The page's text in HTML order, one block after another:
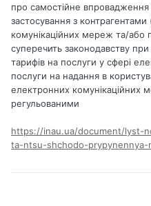
про самостійне впровадження
застосування з
комунікаційних мереж та/або
суперечить законодавству при
тарифів на послуги у сфері
послуги на надання в
електронних комунікаційних
регульованими
https://inau.ua/document/lyst-
ta-ntsu-shchodo-